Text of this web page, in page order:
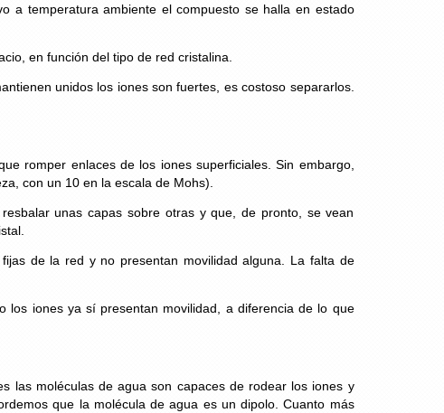
a temperatura ambiente el compuesto se halla en estado
en función del tipo de red cristalina.
unidos los iones son fuertes, es costoso separarlos.
romper enlaces de los iones superficiales. Sin embargo,
con un 10 en la escala de Mohs).
unas capas sobre otras y que, de pronto, se vean
de la red y no presentan movilidad alguna. La falta de
los iones ya sí presentan movilidad, a diferencia de lo que
las moléculas de agua son capaces de rodear los iones y
que la molécula de agua es un dipolo. Cuanto más